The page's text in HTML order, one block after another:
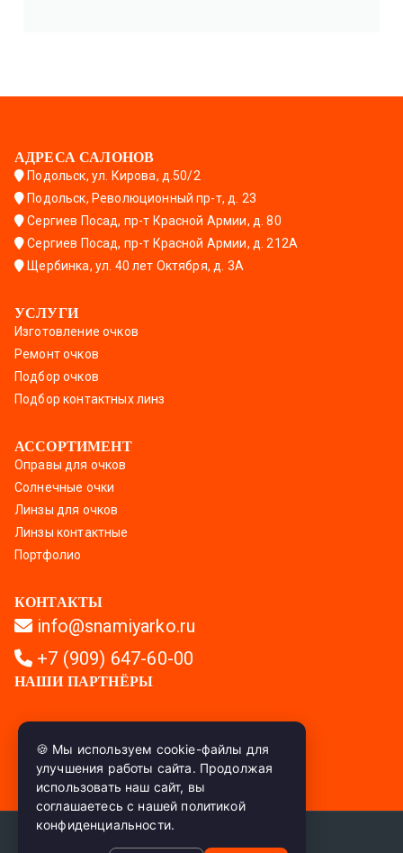
АДРЕСА САЛОНОВ
Подольск, ул. Кирова, д.50/2
Подольск, Революционный пр-т, д. 23
Сергиев Посад, пр-т Красной Армии, д. 80
Сергиев Посад, пр-т Красной Армии, д. 212А
Щербинка, ул. 40 лет Октября, д. 3А
УСЛУГИ
Изготовление очков
Ремонт очков
Подбор очков
Подбор контактных линз
АССОРТИМЕНТ
Оправы для очков
Солнечные очки
Линзы для очков
Линзы контактные
Портфолио
КОНТАКТЫ
info@snamiyarko.ru
+7 (909) 647-60-00
НАШИ ПАРТНЁРЫ
🍪 Мы используем cookie-файлы для
улучшения работы сайта. Продолжая
использовать наш сайт, вы
соглашаетесь с нашей политикой
конфиденциальности.